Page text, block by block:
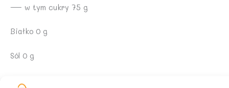
— w tym cukry 75 g
Białko 0 g
Sól 0 g